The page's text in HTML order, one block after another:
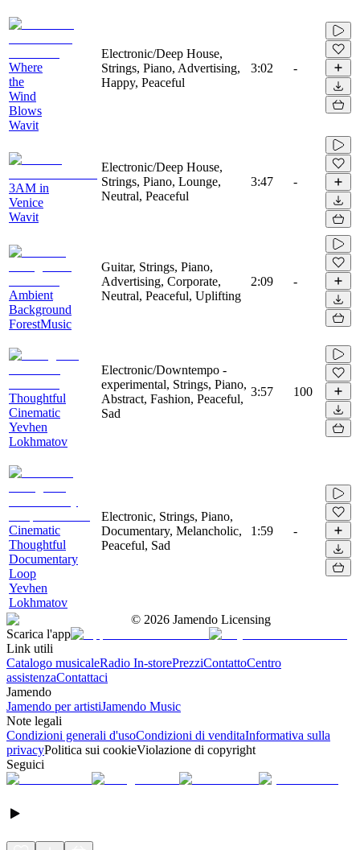
Where
the
Wind
Blows
Wavit
Electronic/Deep House,
Strings, Piano, Advertising,
Happy, Peaceful
3:02 -
3AM in
Venice
Wavit
Electronic/Deep House,
Strings, Piano, Lounge,
Neutral, Peaceful
3:47 -
Ambient
Background
ForestMusic
Guitar, Strings, Piano,
Advertising, Corporate,
Neutral, Peaceful, Uplifting
2:09 -
Thoughtful
Cinematic
Yevhen
Lokhmatov
Electronic/Downtempo -
experimental, Strings, Piano,
Abstract, Fashion, Peaceful,
Sad
3:57 100
Cinematic
Thoughtful
Documentary
Loop
Yevhen
Lokhmatov
Electronic, Strings, Piano,
Documentary, Melancholic,
Peaceful, Sad
1:59 -
© 2026 Jamendo Licensing
Scarica l'app
Link utili
Catalogo musicaleRadio In-storePrezziContattoCentro
assistenzaContattaci
Jamendo
Jamendo per artistiJamendo Music
Note legali
Condizioni generali d'usoCondizioni di venditaInformativa sulla
privacyPolitica sui cookieViolazione di copyright
Seguici